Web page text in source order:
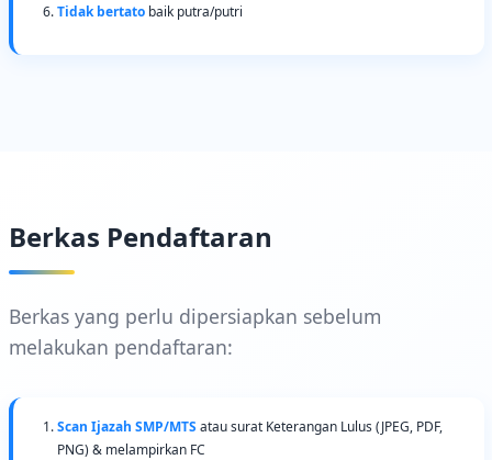
Tidak bertatobaik putra/putri
Berkas Pendaftaran
Berkas yang perlu dipersiapkan sebelum
melakukan pendaftaran:
Scan Ijazah SMP/MTS atau surat Keterangan Lulus (JPEG, PDF,
PNG) & melampirkan FC